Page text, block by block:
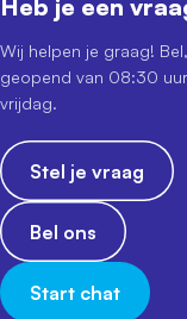
Heb je een
Wij helpen je graag!
geopend van 08:30
vrijdag.
Stel je vraag
Bel ons
Start chat